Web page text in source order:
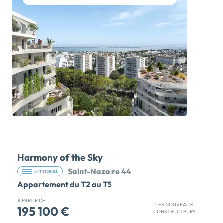
développe deux belles tours élancées qui offriront
bientôt des vues exceptionnelles panoramiques sur la
mer, sur l'estuaire et sur la ville de Saint NazaireUne
large gamme d'appartements neufs de prestige du
studio au 5 pièces dotés de […] Voir le programme
immobilier neuf >>
Harmony of the Sky
LITTORAL
Saint-Nazaire 44
Appartement du T2 au T5
À PARTIR DE
195 100 €
LES NOUVEAUX
CONSTRUCTEURS